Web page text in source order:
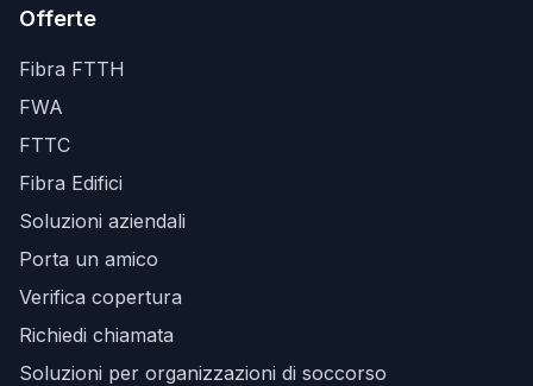
Offerte
Fibra FTTH
FWA
FTTC
Fibra Edifici
Soluzioni aziendali
Porta un amico
Verifica copertura
Richiedi chiamata
Soluzioni per organizzazioni di soccorso